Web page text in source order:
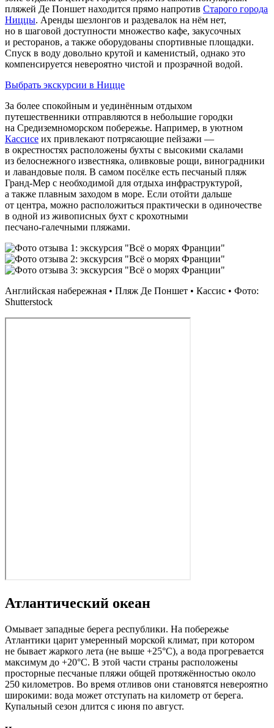
пляжей Де Поншет находится прямо напротив Старого города
Ниццы. Аренды шезлонгов и раздевалок на нём нет,
но в шаговой доступности множество кафе, закусочных
и ресторанов, а также оборудованы спортивные площадки.
Спуск в воду довольно крутой и каменистый, однако это
компенсируется невероятно чистой и прозрачной водой.
Выбрать экскурсии в Ницце
За более спокойным и уединённым отдыхом
путешественники отправляются в небольшие городки
на Средиземноморском побережье. Например, в уютном
Кассисе их привлекают потрясающие пейзажи —
в окрестностях расположены бухты с высокими скалами
из белоснежного известняка, оливковые рощи, виноградники
и лавандовые поля. В самом посёлке есть песчаный пляж
Гранд‑Мер с необходимой для отдыха инфраструктурой,
а также плавным заходом в море. Если отойти дальше
от центра, можно расположиться практически в одиночестве
в одной из живописных бухт с крохотными
песчано‑галечными пляжами.
Английская набережная • Пляж Де Поншет • Кассис • Фото:
Shutterstock
Атлантический океан
Омывает западные берега республики. На побережье
Атлантики царит умеренный морской климат, при котором
не бывает жаркого лета (не выше +25°С), а вода прогревается
максимум до +20°С. В этой части страны расположены
просторные песчаные пляжи общей протяжённостью около
250 километров. Во время отливов они становятся невероятно
широкими: вода может отступать на километр от берега.
Купальный сезон длится с июня по август.